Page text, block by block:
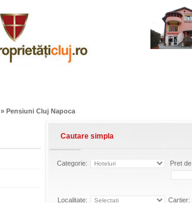
» Pensiuni Cluj Napoca
Cautare simpla
Categorie: Pret
Localitate: Cartier: